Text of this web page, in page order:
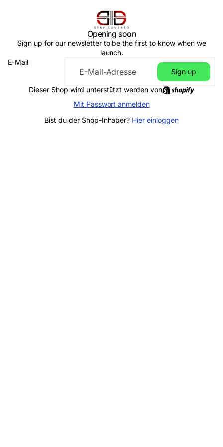
Opening soon
Sign up for our newsletter to be the first to know when we
launch.
E-Mail
Sign up
Dieser Shop wird unterstützt werden von
Mit Passwort anmelden
Bist du der Shop-Inhaber? Hier einloggen